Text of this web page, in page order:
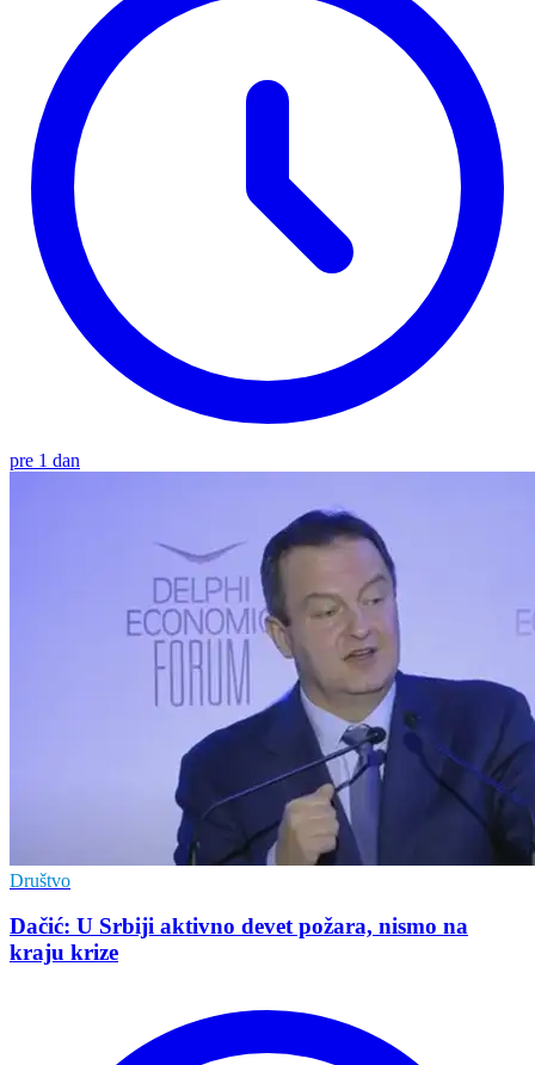
pre 1 dan
Društvo
Dačić: U Srbiji aktivno devet požara, nismo na
kraju krize